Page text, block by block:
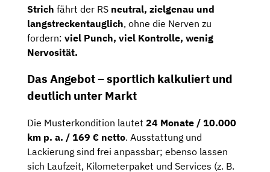
Strich fährt der RS neutral, zielgenau und
langstreckentauglich, ohne die Nerven zu
fordern: viel Punch, viel Kontrolle, wenig
Nervosität.
Das Angebot – sportlich kalkuliert und
deutlich unter Markt
Die Musterkondition lautet 24 Monate / 10.000
km p. a. / 169 € netto. Ausstattung und
Lackierung sind frei anpassbar; ebenso lassen
sich Laufzeit, Kilometerpaket und Services (z. B.